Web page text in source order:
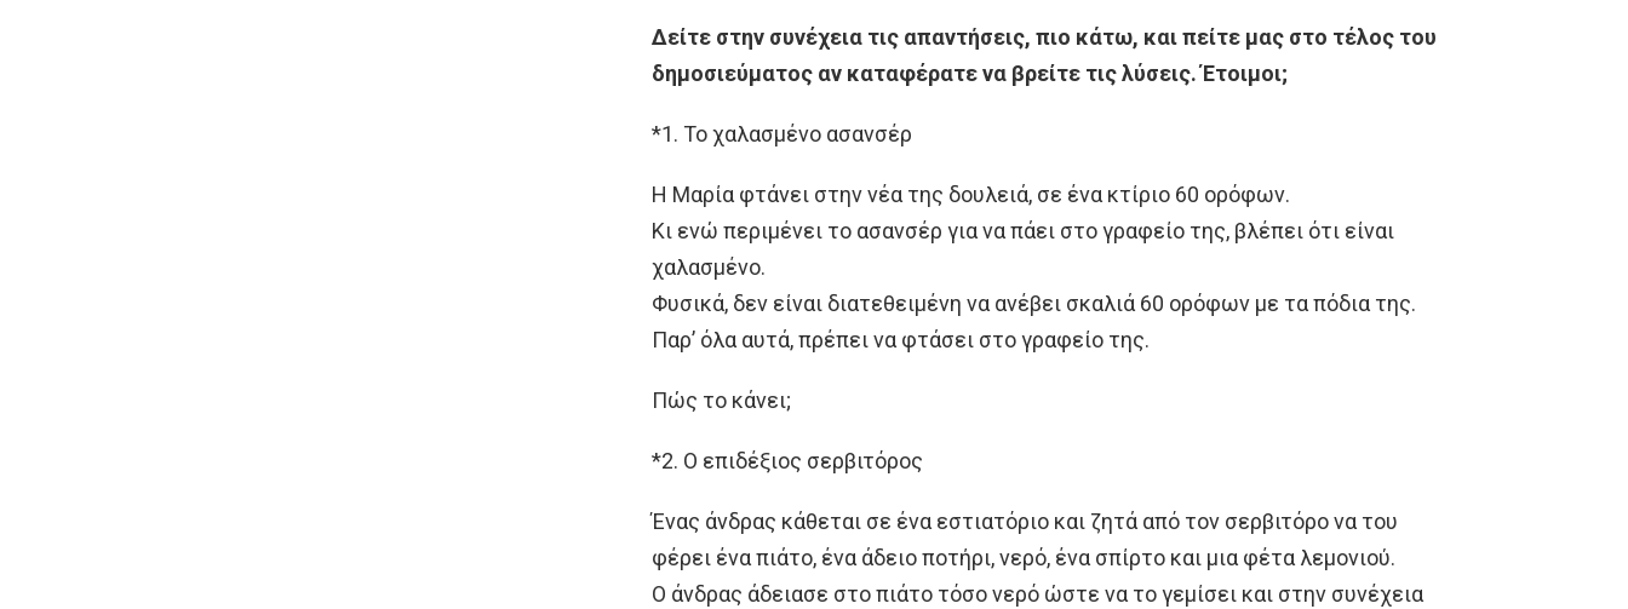
Δείτε στην συνέχεια τις απαντήσεις, πιο κάτω, και πείτε μας στο τέλος του
δημοσιεύματος αν καταφέρατε να βρείτε τις λύσεις. Έτοιμοι;
*1. Το χαλασμένο ασανσέρ
Η Μαρία φτάνει στην νέα της δουλειά, σε ένα κτίριο 60 ορόφων.
Κι ενώ περιμένει το ασανσέρ για να πάει στο γραφείο της, βλέπει ότι είναι
χαλασμένο.
Φυσικά, δεν είναι διατεθειμένη να ανέβει σκαλιά 60 ορόφων με τα πόδια της.
Παρ’ όλα αυτά, πρέπει να φτάσει στο γραφείο της.
Πώς το κάνει;
*2. Ο επιδέξιος σερβιτόρος
Ένας άνδρας κάθεται σε ένα εστιατόριο και ζητά από τον σερβιτόρο να του
φέρει ένα πιάτο, ένα άδειο ποτήρι, νερό, ένα σπίρτο και μια φέτα λεμονιού.
Ο άνδρας άδειασε στο πιάτο τόσο νερό ώστε να το γεμίσει και στην συνέχεια